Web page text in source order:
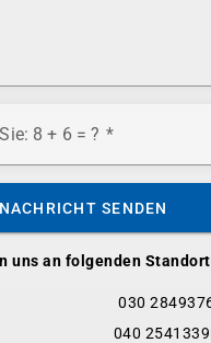
uns an folgenden
030
040
8 + 6 = ?
NACHRICHT SENDEN